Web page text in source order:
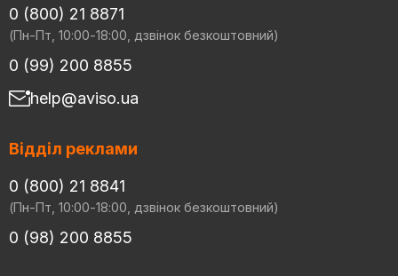
0 (800) 21 8871
(Пн-Пт, 10:00-18:00, дзвінок безкоштовний)
0 (99) 200 8855
help@aviso.ua
Відділ реклами
0 (800) 21 8841
(Пн-Пт, 10:00-18:00, дзвінок безкоштовний)
0 (98) 200 8855